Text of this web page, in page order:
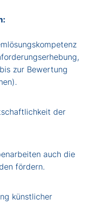
zur Bewertung
der
auch die
fördern.
künstlicher